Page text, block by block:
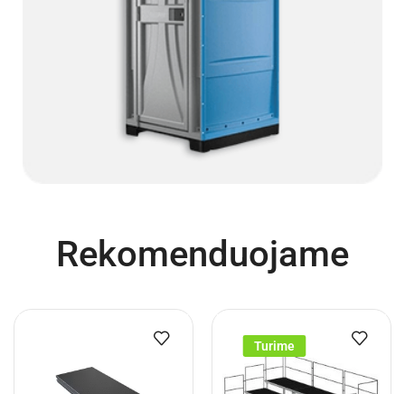
Rekomenduojame
Turime